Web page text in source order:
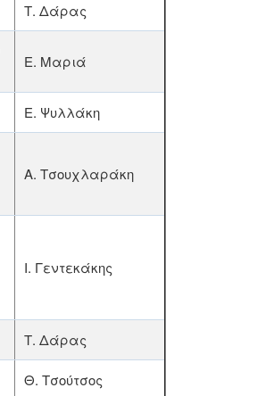
Τ. Δάρας
Ε. Μαριά
Ε. Ψυλλάκη
Α. Τσουχλαράκη
Ι. Γεντεκάκης
Τ. Δάρας
Θ. Τσούτσος